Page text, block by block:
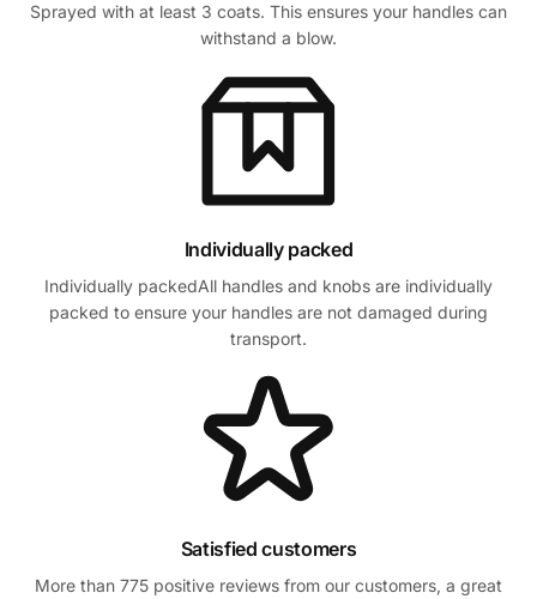
Sprayed with at least 3 coats. This ensures your handles can
withstand a blow.
Individually packed
Individually packedAll handles and knobs are individually
packed to ensure your handles are not damaged during
transport.
Satisfied customers
More than 775 positive reviews from our customers, a great